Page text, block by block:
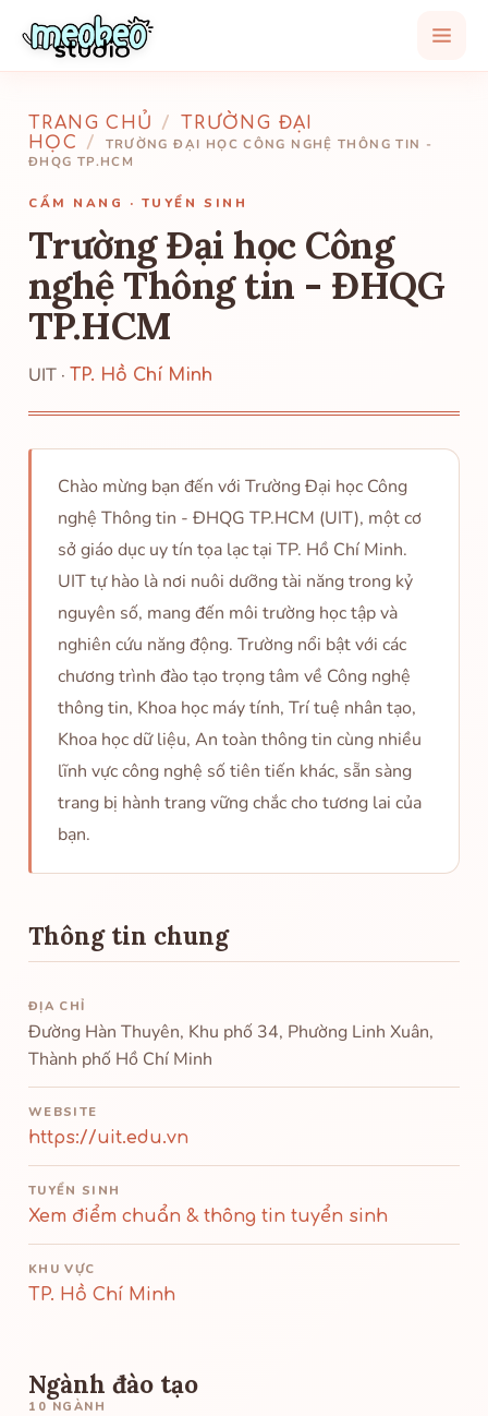
TRANG CHỦ /
TRƯỜNG ĐẠI
HỌC
/
TRƯỜNG ĐẠI HỌC CÔNG NGHỆ THÔNG TIN -
ĐHQG TP.HCM
CẨM NANG · TUYỂN SINH
Trường Đại học Công
nghệ Thông tin - ĐHQG
TP.HCM
UIT · TP. Hồ Chí Minh
Chào mừng bạn đến với Trường Đại học Công
nghệ Thông tin - ĐHQG TP.HCM (UIT), một cơ
sở giáo dục uy tín tọa lạc tại TP. Hồ Chí Minh.
UIT tự hào là nơi nuôi dưỡng tài năng trong kỷ
nguyên số, mang đến môi trường học tập và
nghiên cứu năng động. Trường nổi bật với các
chương trình đào tạo trọng tâm về Công nghệ
thông tin, Khoa học máy tính, Trí tuệ nhân tạo,
Khoa học dữ liệu, An toàn thông tin cùng nhiều
lĩnh vực công nghệ số tiên tiến khác, sẵn sàng
trang bị hành trang vững chắc cho tương lai của
bạn.
Thông tin chung
ĐỊA CHỈ
Đường Hàn Thuyên, Khu phố 34, Phường Linh Xuân,
Thành phố Hồ Chí Minh
WEBSITE
https://uit.edu.vn
TUYỂN SINH
Xem điểm chuẩn & thông tin tuyển sinh
KHU VỰC
TP. Hồ Chí Minh
Ngành đào tạo
10 NGÀNH